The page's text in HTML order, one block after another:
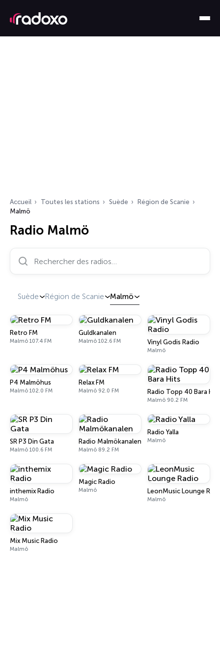
Accueil Toutes les stations Suède
Région de Scanie
Malmö
Radio Malmö
Suède Région de Scanie Malmö
Retro FM
Malmö 107.4 FM
Guldkanalen
Malmö 102.6 FM Vinyl Godis Radio
Malmö
P4 Malmöhus
Malmö 102.0 FM
Relax FM
Malmö 92.0 FM Radio Topp 40 Bara Hits
Malmö 90.2 FM
SR P3 Din Gata
Malmö 100.6 FM
Radio Malmökanalen
Malmö 89.2 FM
Radio Yalla
Malmö
inthemix Radio
Malmö
Magic Radio
Malmö LeonMusic Lounge
Malmö
Mix Music Radio
Malmö